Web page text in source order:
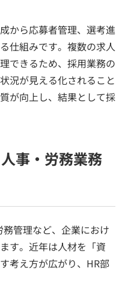
から応募者管理、選考進
仕組みです。複数の求人
できるため、採用業務の
況が見える化されること
が向上し、結果として採
事・労務業務
管理など、企業におけ
す。近年は人材を「資
考え方が広がり、HR部